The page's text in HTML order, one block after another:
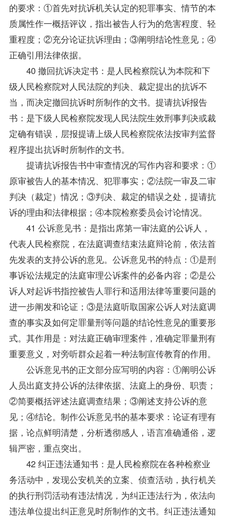
的要求：①首先对抗诉机关认定的犯罪事实、情节的本
质属性作一概括评议，指出被告人行为的危害程度、轻
重程度；②充分论证抗诉理由；③阐明结论性意见；④
正确引用法律依据。
40 撤回抗诉决定书：是人民检察院认为本院和下
级人民检察院对人民法院的判决、裁定提出的抗诉不
当，而决定撤回抗诉时所制作的文书。提请抗诉报告
书：是下级人民检察院发现人民法院生效刑事判决或裁
定确有错误，层报提请上级人民检察院依法按审判监督
程序提出抗诉时所制作的文书。
提请抗诉报告书中审查情况的写作内容和要求：①
原审被告人的基本情况、犯罪事实；②法院一审及二审
判决（裁定）情况；③判决、裁定的错误之处，提请抗
诉的理由和法律根据；④本院检察委员会讨论情况。
41 公诉意见书：是指出席第一审法庭的公诉人，
代表人民检察院，在法庭调查结束法庭辩论前，依法首
先发表的支持公诉的意见。公诉意见书的特点：①是刑
事诉讼法规定的法庭审理公诉案件的必备内容；②是公
诉人对起诉书指控被告人罪行和适用法律等重要问题的
进一步阐发和论证；③是法庭听取国家公诉人对法庭调
查的事实及如何定罪量刑等问题的结论性意见的重要形
式。其作用是：对法庭正确审理案件，准确定罪量刑有
重要意义，对旁听群众起着一种法制宣传教育的作用。
公诉意见书的正文部分应写明的内容：①阐明公诉
人员出庭支持公诉的法律依据、法庭上的身份、职责；
②简要概括评述法庭调查结果；③阐述支持公诉的意
见；④结论。制作公诉意见书的基本要求：论证有理有
据，论点鲜明清楚，分析透彻感人，语言准确通俗，逻
辑严密，重点突出。
42 纠正违法通知书：是人民检察院在各种检察业
务活动中，发现公安机关的立案、侦查活动，执行机关
的执行刑罚活动有违法情况，为纠正违法行为，依法向
违法单位提出纠正意见时所制作的文书。纠正违法通知